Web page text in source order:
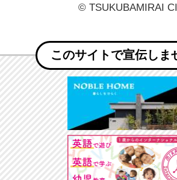
© TSUKUBAMIRAI
このサイトで宣伝しま